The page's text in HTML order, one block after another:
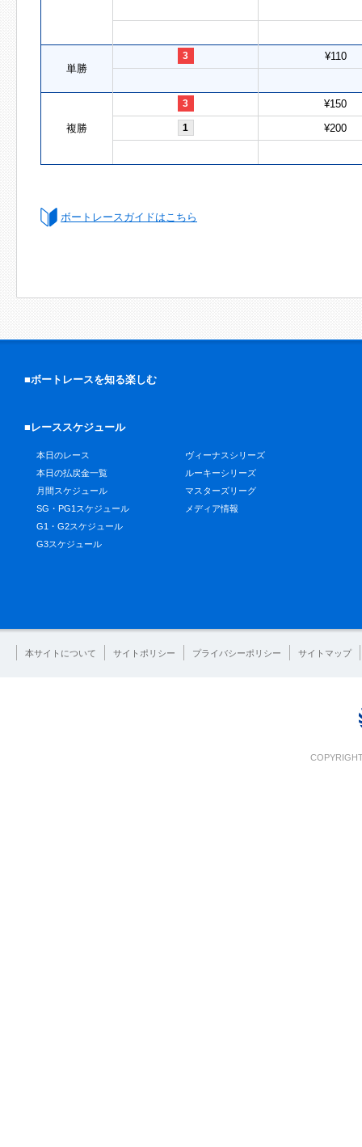
単勝
3 ¥110
複勝
3 ¥150
1 ¥200
ボートレースガイドはこちら
■ボートレースを知る楽しむ
■レーススケジュール
本日のレース
本日の払戻金一覧
月間スケジュール
SG・PG1スケジュール
G1・G2スケジュール
G3スケジュール
ヴィーナスシリーズ
ルーキーシリーズ
マスターズリーグ
メディア情報
本サイトについて サイトポリシー プライバシーポリシー サイトマップ